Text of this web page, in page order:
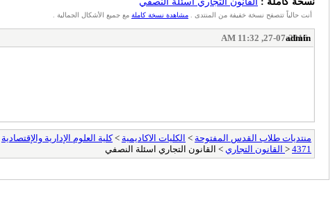
أنت حالياً تتصفح نسخة خفيفة من المنتدى . مشاهدة نسخة كاملة مع جميع الأشكال الجمالية .
admin
27-07-2016, 11:32 AM
منتديات طلاب القدس المفتوحة > الكليات الاكاديمية >كلية العلوم الإدارية والإقتصادية
> 4371 القانون التجاري > القانون التجاري اسئلة النصفي